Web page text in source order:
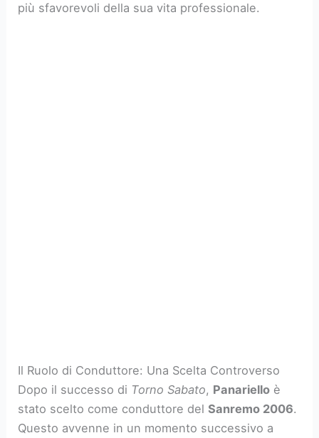
più sfavorevoli della sua vita professionale.
Il Ruolo di Conduttore: Una Scelta Controverso
Dopo il successo di Torno Sabato, Panariello è
stato scelto come conduttore delSanremo 2006.
Questo avvenne in un momento successivo a